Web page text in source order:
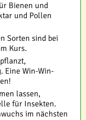
Bienen und
und Pollen
Sorten sind bei
Kurs.
Eine Win-Win-
lassen,
für Insekten.
im nächsten